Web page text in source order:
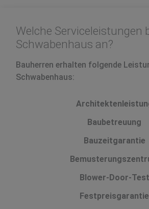
Welche Serviceleistungen
Schwabenhaus an?
Bauherren erhalten folgende
Schwabenhaus:
Baubetreuung
Bauzeitgarantie
Blower-Door-Test
Festpreisgarantie